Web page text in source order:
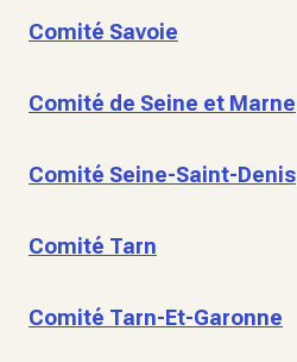
Comité Savoie
Comité de Seine et Marne
Comité Seine-Saint-Denis
Comité Tarn
Comité Tarn-Et-Garonne